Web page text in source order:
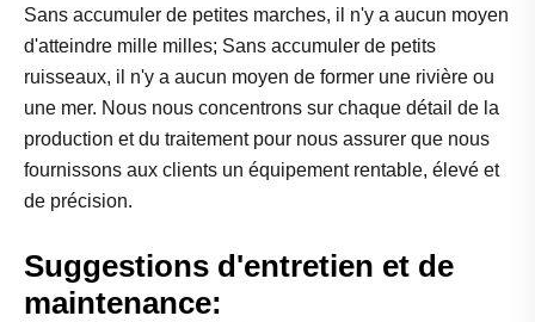
Sans accumuler de petites marches, il n'y a aucun moyen
d'atteindre mille milles; Sans accumuler de petits
ruisseaux, il n'y a aucun moyen de former une rivière ou
une mer. Nous nous concentrons sur chaque détail de la
production et du traitement pour nous assurer que nous
fournissons aux clients un équipement rentable, élevé et
de précision.
Suggestions d'entretien et de
maintenance: